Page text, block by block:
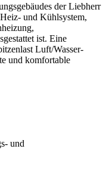
der Liebherr
und Kühlsystem,
ist. Eine
Luft/Wasser-
und komfortable
und